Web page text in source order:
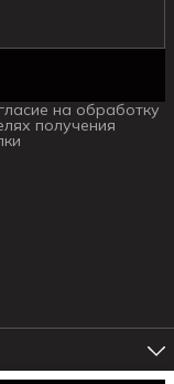
на обработку
получения